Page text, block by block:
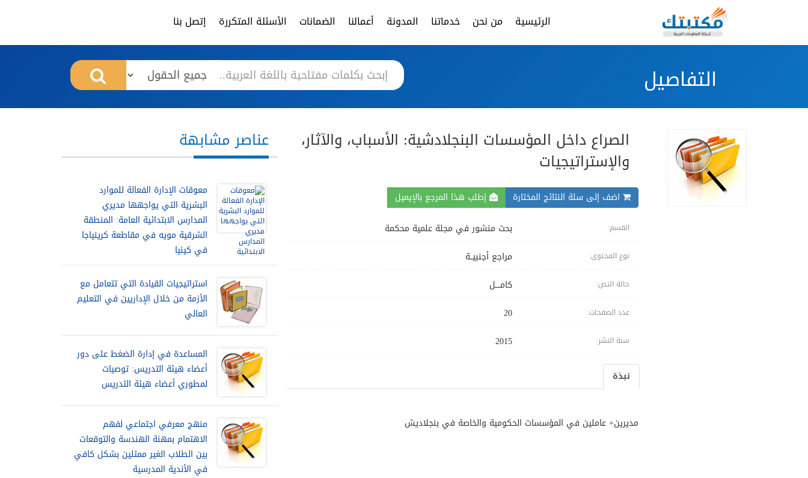
الرئيسية من نحن خدماتنا المدونة أعمالنا الضمانات الأسئلة المتكررة إتصل بنا
التفاصيل
الصراع داخل المؤسسات البنجلادشية: الأسباب، والآثار،
والإستراتيجيات
اضف إلى سلة النتائج المختارة إطلب هذا المرجع بالإيميل
القسم: بحث منشور في مجلة علمية محكمة
نوع المحتوى: مراجع أجنبيــة
حالة النص: كامــــل
عدد الصفحات: 20
سنة النشر: 2015
نبذة
مديرين+ عاملين في المؤسسات الحكومية والخاصة في بنجلاديش
عناصر مشابهة
معوقات الإدارة الفعالة للموارد
البشرية التي يواجهها مديري
المدارس الابتدائية العامة: المنطقة
الشرقية مويه في مقاطعة كرينياجا
في كينيا
استراتيجيات القيادة التي تتعامل مع
الأزمة من خلال الإداريين في التعليم
العالي
المساعدة في إدارة الضغط على دور
أعضاء هيئة التدريس: توصيات
لمطوري أعضاء هيئة التدريس
منهج معرفي اجتماعي لفهم
الاهتمام بمهنة الهندسة والتوقعات
بين الطلاب الغير ممثلين بشكل كافي
في الأندية المدرسية